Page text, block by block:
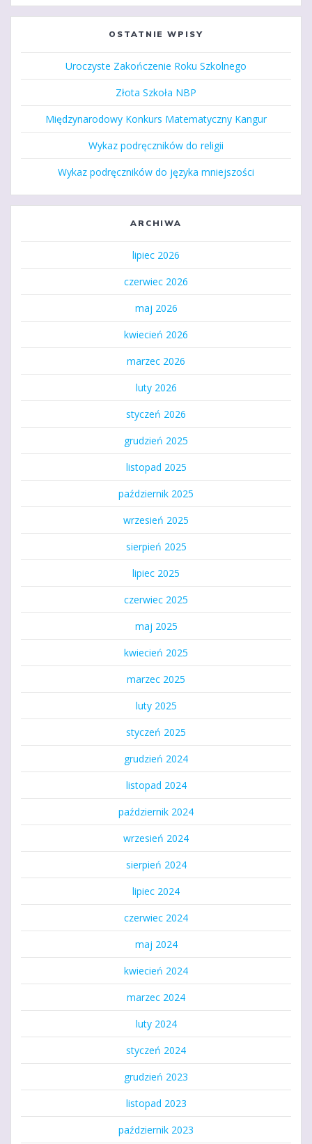
OSTATNIE WPISY
Uroczyste Zakończenie Roku Szkolnego
Złota Szkoła NBP
Międzynarodowy Konkurs Matematyczny Kangur
Wykaz podręczników do religii
Wykaz podręczników do języka mniejszości
ARCHIWA
lipiec 2026
czerwiec 2026
maj 2026
kwiecień 2026
marzec 2026
luty 2026
styczeń 2026
grudzień 2025
listopad 2025
październik 2025
wrzesień 2025
sierpień 2025
lipiec 2025
czerwiec 2025
maj 2025
kwiecień 2025
marzec 2025
luty 2025
styczeń 2025
grudzień 2024
listopad 2024
październik 2024
wrzesień 2024
sierpień 2024
lipiec 2024
czerwiec 2024
maj 2024
kwiecień 2024
marzec 2024
luty 2024
styczeń 2024
grudzień 2023
listopad 2023
październik 2023